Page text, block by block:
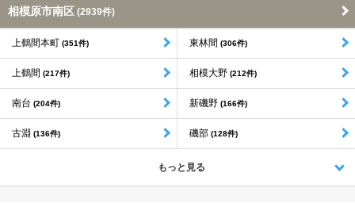
相模原市南区 (2939件)
上鶴間本町 (351件) 東林間 (306件)
上鶴間 (217件) 相模大野 (212件)
南台 (204件) 新磯野 (166件)
古淵 (136件) 磯部 (128件)
もっと見る